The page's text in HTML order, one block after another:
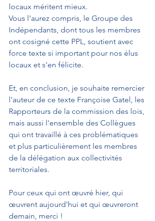
locaux méritent mieux.
Vous l'aurez compris, le Groupe des
Indépendants, dont tous les membres
ont cosigné cette PPL, soutient avec
force texte si important pour nos élus
locaux et s'en félicite.
Et, en conclusion, je souhaite remercier
l'auteur de ce texte Françoise Gatel, les
Rapporteurs de la commission des lois,
mais aussi l'ensemble des Collègues
qui ont travaillé à ces problématiques
et plus particulièrement les membres
de la délégation aux collectivités
territoriales.
Pour ceux qui ont œuvré hier, qui
œuvrent aujourd'hui et qui œuvreront
demain, merci !